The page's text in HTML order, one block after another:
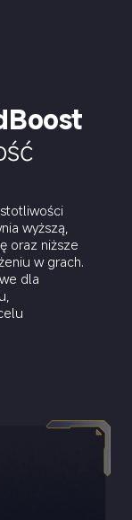
wyższą,
oraz niższe
w grach.
dla